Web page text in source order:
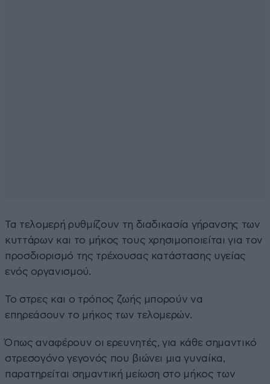
Τα τελομερή ρυθμίζουν τη διαδικασία γήρανσης των
κυττάρων και το μήκος τους χρησιμοποιείται για τον
προσδιορισμό της τρέχουσας κατάστασης υγείας
ενός οργανισμού.
Το στρες και ο τρόπος ζωής μπορούν να
επηρεάσουν το μήκος των τελομερών.
Όπως αναφέρουν οι ερευνητές, για κάθε σημαντικό
στρεσογόνο γεγονός που βιώνει μια γυναίκα,
παρατηρείται σημαντική μείωση στο μήκος των